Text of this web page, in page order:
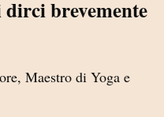
brevemente
Maestro di Yoga e